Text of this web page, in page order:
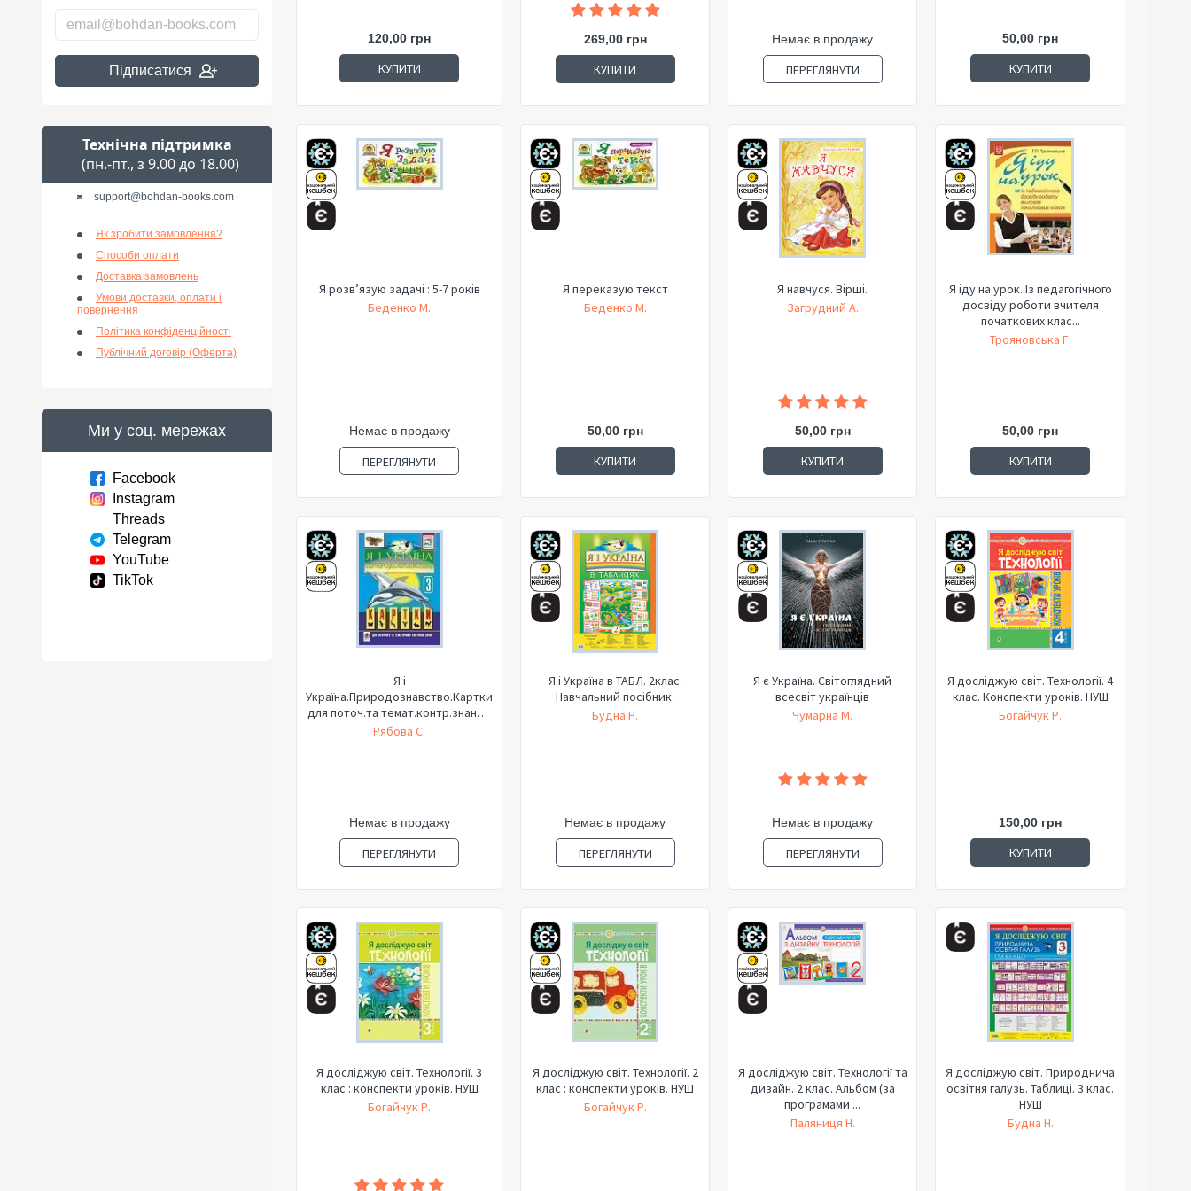
Підписатися
Технічна підтримка
(пн.-пт., з 9.00 до 18.00)
support@bohdan-books.com
Як зробити замовлення?
Способи оплати
Доставка замовлень
Умови доставки, оплати і
повернення
Політика конфіденційності
Публічний договір (Оферта)
Ми у соц. мережах
Facebook
Instagram
Threads
Telegram
YouTube
TikTok
120,00 грн
КУПИТИ
269,00 грн
КУПИТИ
Немає в продажу
ПЕРЕГЛЯНУТИ
50,00 грн
КУПИТИ
Я розв’язую задачі : 5-7 років
Беденко М.
Немає в продажу
ПЕРЕГЛЯНУТИ
Я переказую текст
Беденко М.
50,00 грн
КУПИТИ
Я навчуся. Вірші.
Загрудний А.
50,00 грн
КУПИТИ
Я іду на урок. Із педагогічного
досвіду роботи вчителя
початкових клас...
Трояновська Г.
50,00 грн
КУПИТИ
Я і
Україна.Природознавство.Картки
для поточ.та темат.контр.знань.3
кл...
Рябова С.
Немає в продажу
ПЕРЕГЛЯНУТИ
Я і Україна в ТАБЛ. 2клас.
Навчальний посібник.
Будна Н.
Немає в продажу
ПЕРЕГЛЯНУТИ
Я є Україна. Світоглядний
всесвіт українців
Чумарна М.
Немає в продажу
ПЕРЕГЛЯНУТИ
Я досліджую світ. Технології. 4
клас. Конспекти уроків. НУШ
Богайчук Р.
150,00 грн
КУПИТИ
Я досліджую світ. Технології. 3
клас : конспекти уроків. НУШ
Богайчук Р.
Я досліджую світ. Технології. 2
клас : конспекти уроків. НУШ
Богайчук Р.
Я досліджую світ. Технології та
дизайн. 2 клас. Альбом (за
програмами ...
Паляниця Н.
Я досліджую світ. Природнича
освітня галузь. Таблиці. 3 клас.
НУШ
Будна Н.